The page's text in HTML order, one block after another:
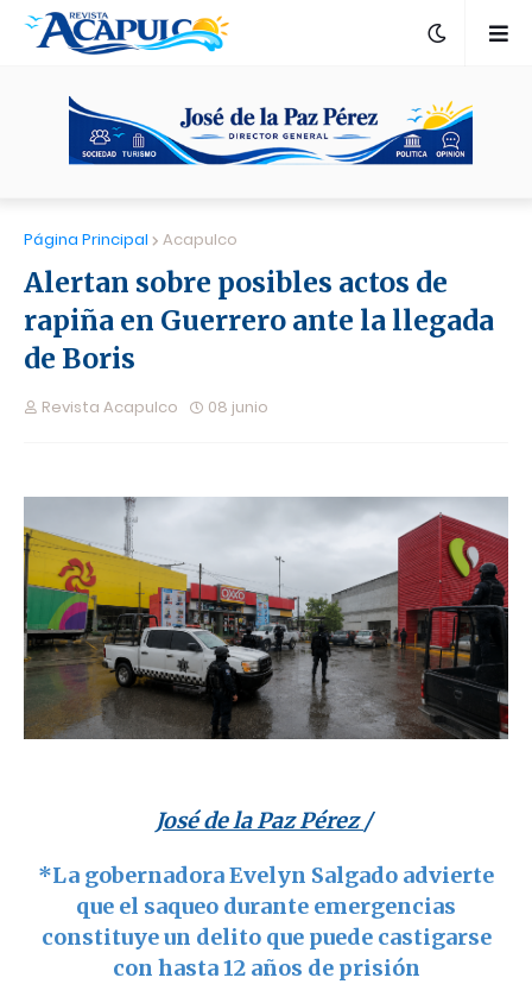
Página Principal Acapulco
Alertan sobre posibles actos de
rapiña en Guerrero ante la llegada
de Boris
Revista Acapulco 08 junio
José de la Paz Pérez/
*La gobernadora Evelyn Salgado advierte
que el saqueo durante emergencias
constituye un delito que puede castigarse
con hasta 12 años de prisión